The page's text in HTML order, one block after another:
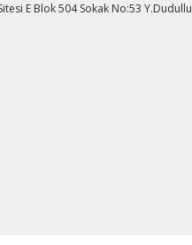
E Blok 504 Sokak No:53 Y.Dudullu